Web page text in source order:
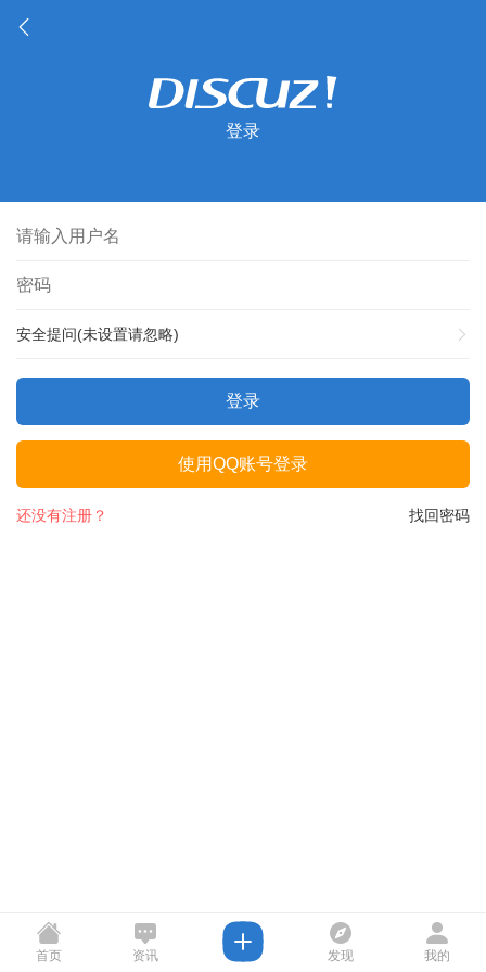
登录
安全提问(未设置请忽略)
登录
使用QQ账号登录
找回密码
还没有注册？
首页 资讯 发现 我的